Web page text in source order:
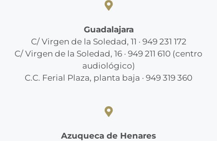
Guadalajara
C/ Virgen de la Soledad, 11 · 949 231 172
C/ Virgen de la Soledad, 16 · 949 211 610 (centro
audiológico)
C.C. Ferial Plaza, planta baja · 949 319 360
Azuqueca de Henares